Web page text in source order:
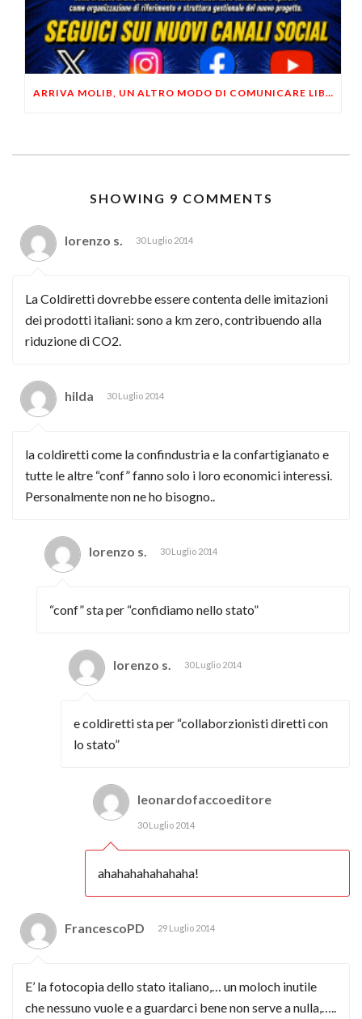
ARRIVA MOLIB, UN ALTRO MODO DI COMUNICARE LIBERTARIO
SHOWING 9 COMMENTS
lorenzo s. 30 Luglio 2014
La Coldiretti dovrebbe essere contenta delle imitazioni
dei prodotti italiani: sono a km zero, contribuendo alla
riduzione di CO2.
hilda 30 Luglio 2014
la coldiretti come la confindustria e la confartigianato e
tutte le altre “conf” fanno solo i loro economici interessi.
Personalmente non ne ho bisogno..
lorenzo s. 30 Luglio 2014
“conf” sta per “confidiamo nello stato”
lorenzo s. 30 Luglio 2014
e coldiretti sta per “collaborzionisti diretti con
lo stato”
leonardofaccoeditore
30 Luglio 2014
ahahahahahahaha!
FrancescoPD 29 Luglio 2014
E’ la fotocopia dello stato italiano,… un moloch inutile
che nessuno vuole e a guardarci bene non serve a nulla,…..